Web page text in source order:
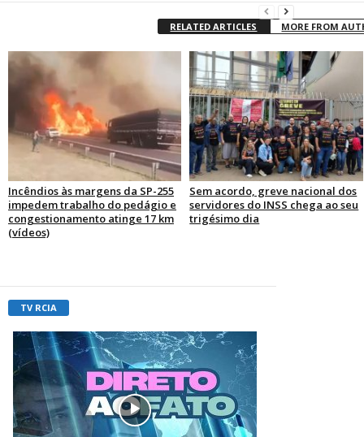
RELATED ARTICLES MORE FROM
Incêndios às margens da SP-255
impedem trabalho do pedágio e
congestionamento atinge 17 km
(vídeos)
Sem acordo, greve nacional dos
servidores do INSS chega ao seu
trigésimo dia
TV RCIA